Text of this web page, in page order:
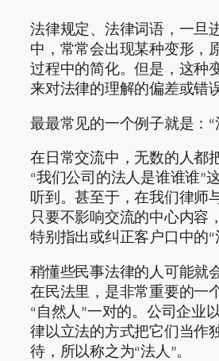
法律规定、法律词语，一旦
中，常常会出现某种变形，
过程中的简化。但是，这种
来对法律的理解的偏差或错误
最最常见的一个例子就是：“
在日常交流中，无数的人都
“我们公司的法人是谁谁谁”
听到。甚至于，在我们律师
只要不影响交流的中心内容
特别指出或纠正客户口中的“
稍懂些民事法律的人可能就
在民法里，是非常重要的一
“自然人”一对的。公司企业
律以立法的方式把它们当作
待，所以称之为“法人”。